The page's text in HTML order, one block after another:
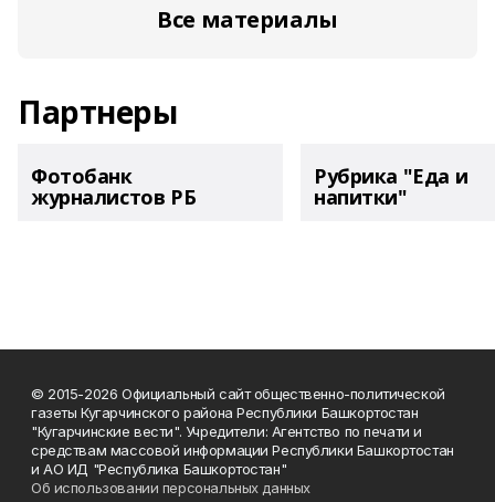
Все материалы
Партнеры
Фотобанк
журналистов РБ
Рубрика "Еда и
напитки"
© 2015-2026 Официальный сайт общественно-политической
газеты Кугарчинского района Республики Башкортостан
"Кугарчинские вести". Учредители: Агентство по печати и
средствам массовой информации Республики Башкортостан
и АО ИД "Республика Башкортостан"
Об использовании персональных данных